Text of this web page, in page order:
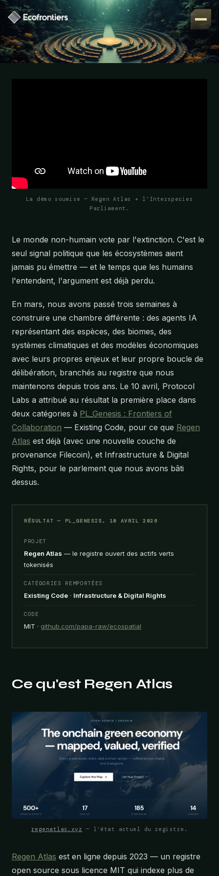
La démo soumise — Regen Atlas + l'Interspecies
Parliament.
Le monde non-humain vote par l'extinction. C'est le
seul signal politique que les écosystèmes aient
jamais pu émettre — et le temps que les humains
l'entendent, l'argument est déjà perdu.
En mars, nous avons passé trois semaines à
construire une chambre différente : des agents IA
représentant des espèces, des biomes, des
systèmes climatiques et des modèles économiques
avec leurs propres enjeux et leur propre boucle de
délibération, branchés au registre que nous
maintenons depuis trois ans. Le 10 avril, Protocol
Labs a attribué au résultat la première place dans
deux catégories à PL_Genesis : Frontiers of
Collaboration — Existing Code, pour ce que Regen
Atlas est déjà (avec une nouvelle couche de
provenance Filecoin), et Infrastructure & Digital
Rights, pour le parlement que nous avons bâti
dessus.
RÉSULTAT — PL_GENESIS, 10 AVRIL 2026
PROJET
Regen Atlas — le registre ouvert des actifs verts
tokenisés
CATÉGORIES REMPORTÉES
Existing Code · Infrastructure & Digital Rights
CODE
MIT · github.com/papa-raw/ecospatial
Ce qu'est Regen Atlas
regenatlas.xyz — l'état actuel du registre.
Regen Atlas est en ligne depuis 2023 — un registre
open source sous licence MIT qui indexe plus de